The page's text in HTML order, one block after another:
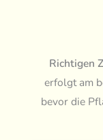
Richtigen
erfolgt am
bevor die